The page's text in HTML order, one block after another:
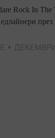
Rock In The
•